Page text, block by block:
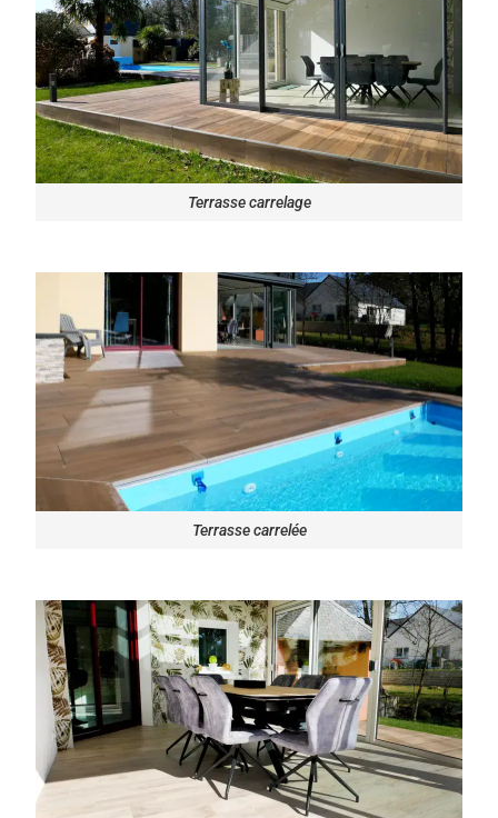
Terrasse carrelage
Terrasse carrelée